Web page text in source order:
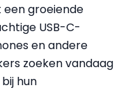
groeiende
USB-C-
en andere
zoeken vandaag
hun